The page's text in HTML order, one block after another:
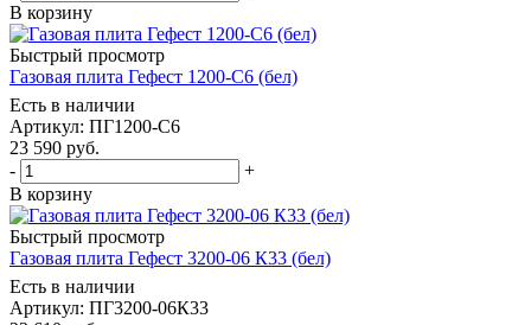
В корзину
Быстрый просмотр
Газовая плита Гефест 1200-С6 (бел)
Есть в наличии
Артикул: ПГ1200-С6
23 590 руб.
-
+
В корзину
Быстрый просмотр
Газовая плита Гефест 3200-06 К33 (бел)
Есть в наличии
Артикул: ПГ3200-06К33